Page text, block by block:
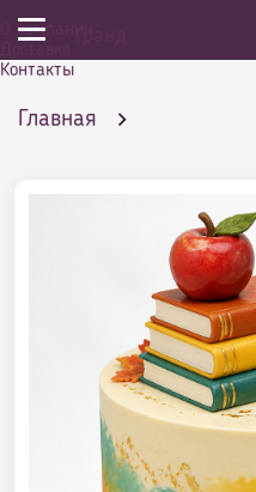
О компании
Контакты
Главная
Торты на
Аппетитные торты на
Сладкое прощание с